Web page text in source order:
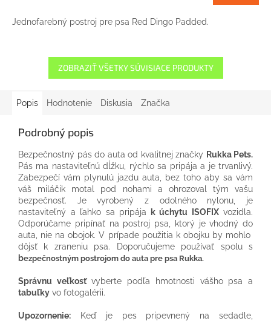
Jednofarebný postroj pre psa Red Dingo Padded.
ZOBRAZIŤ VŠETKY SÚVISIACE PRODUKTY
Popis Hodnotenie Diskusia Značka
Podrobný popis
Bezpečnostný pás do auta od kvalitnej značky Rukka Pets.
Pás ma nastaviteľnú dĺžku, rýchlo sa pripája a je trvanlivý.
Zabezpečí vám plynulú jazdu auta, bez toho aby sa vám
váš miláčik motal pod nohami a ohrozoval tým vašu
bezpečnosť. Je vyrobený z odolného nylonu, je
nastaviteľný a ľahko sa pripája k úchytu ISOFIXvozidla.
Odporúčame pripínať na postroj psa, ktorý je vhodný do
auta, nie na obojok. V prípade použitia k obojku by mohlo
dôjsť k zraneniu psa. Doporučujeme používať spolu s
bezpečnostným postrojom do auta pre psa Rukka.
Správnu veľkosťvyberte podľa hmotnosti vášho psa a
tabuľky vo fotogalérii.
Upozornenie: Keď je pes pripevnený na sedadle,